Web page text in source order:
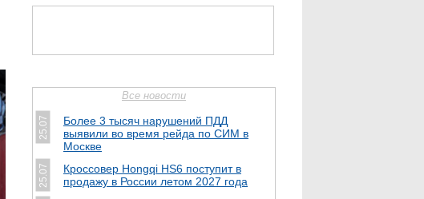
Все новости
25.07
Более 3 тысяч нарушений ПДД
выявили во время рейда по СИМ в
Москве
25.07
Кроссовер Hongqi HS6 поступит в
продажу в России летом 2027 года